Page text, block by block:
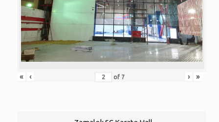
« ‹ of 7 › »